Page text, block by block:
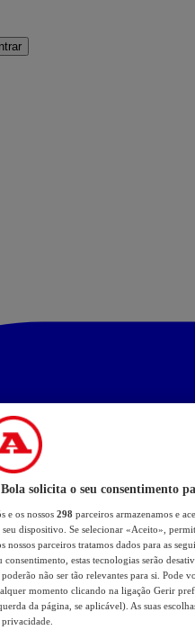
solicita o seu consentimento
e os nossos 298 parceiros armazenamos e
seu dispositivo. Se selecionar «Aceito»,
nossos parceiros tratamos dados para as
consentimento, estas tecnologias serão
não ser tão relevantes para si. Pode
momento clicando na ligação Gerir
da página, se aplicável). As suas
privacidade.